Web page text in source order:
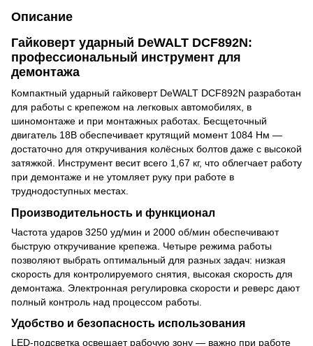
Описание
Гайковерт ударный DeWALT DCF892N:
профессиональный инструмент для
демонтажа
Компактный ударный гайковерт DeWALT DCF892N разработан
для работы с крепежом на легковых автомобилях, в
шиномонтаже и при монтажных работах. Бесщеточный
двигатель 18В обеспечивает крутящий момент 1084 Нм —
достаточно для откручивания колёсных болтов даже с высокой
затяжкой. Инструмент весит всего 1,67 кг, что облегчает работу
при демонтаже и не утомляет руку при работе в
труднодоступных местах.
Производительность и функционал
Частота ударов 3250 уд/мин и 2000 об/мин обеспечивают
быструю откручивание крепежа. Четыре режима работы
позволяют выбрать оптимальный для разных задач: низкая
скорость для контролируемого снятия, высокая скорость для
демонтажа. Электронная регулировка скорости и реверс дают
полный контроль над процессом работы.
Удобство и безопасность использования
LED-подсветка освещает рабочую зону — важно при работе